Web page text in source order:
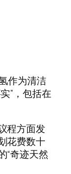
作为清洁
”，包括在
程方面发
花费数十
“奇迹天然